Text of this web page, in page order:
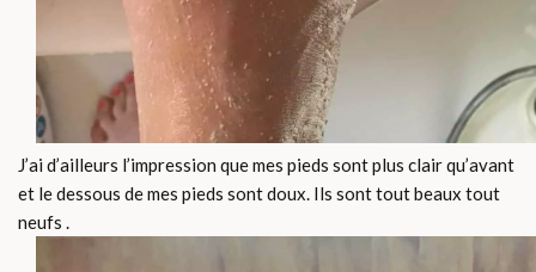
J’ai d’ailleurs l’impression que mes pieds sont plus clair qu’avant
et le dessous de mes pieds sont doux. Ils sont tout beaux tout
neufs .